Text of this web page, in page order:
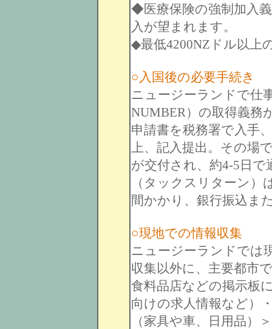
◆医療保険の強制加入
入が望まれます。
◆最低4200NZドル以上
○入国後の必要手続き
ニュージーランドで仕
NUMBER）の取得義務
申請書を税務署で入手
上、記入提出。その場
が交付され、約4-5日
（タックスリターン）
間かかり、銀行振込ま
○現地での情報収集
ニュージーランドでは
収集以外に、主要都市
食料品店などの掲示板
向けの求人情報など）
（家具や車、日用品）